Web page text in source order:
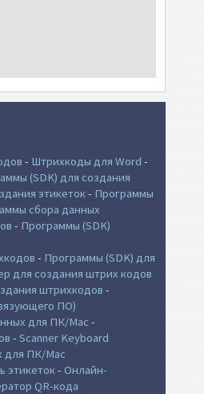
- Штрихкоды для Word -
(SDK) для создания
этикеток- Программы
сбора данных
- Программы (SDK)
- Программы (SDK) для
для создания штрих кодов
штрихкодов -
ПО)
для ПК/Mac -
- Scanner Keyboard
для ПК/Mac
этикеток- Онлайн-
QR-кода